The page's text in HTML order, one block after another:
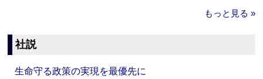
もっと見る »
社説
生命守る政策の実現を最優先に